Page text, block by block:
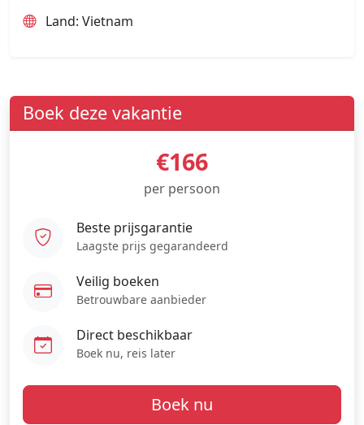
Land: Vietnam
Boek deze vakantie
€166
per persoon
Beste prijsgarantie
Laagste prijs gegarandeerd
Veilig boeken
Betrouwbare aanbieder
Direct beschikbaar
Boek nu, reis later
Boek nu